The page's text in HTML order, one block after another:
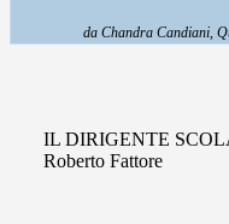
da Chandra Candiani,
IL DIRIGENTE
Roberto Fattore